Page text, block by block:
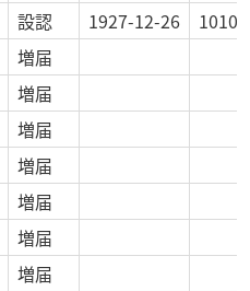
設認 1927-12-26
1010
増届
増届
増届
増届
増届
増届
増届